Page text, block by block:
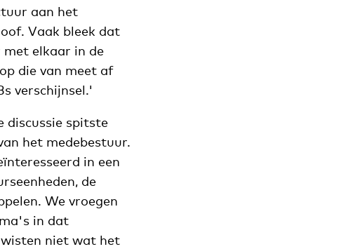
aan het
Vaak bleek dat
met elkaar in de
die van meet af
verschijnsel.'
discussie spitste
het medebestuur.
in een
de
We vroegen
in dat
niet wat het